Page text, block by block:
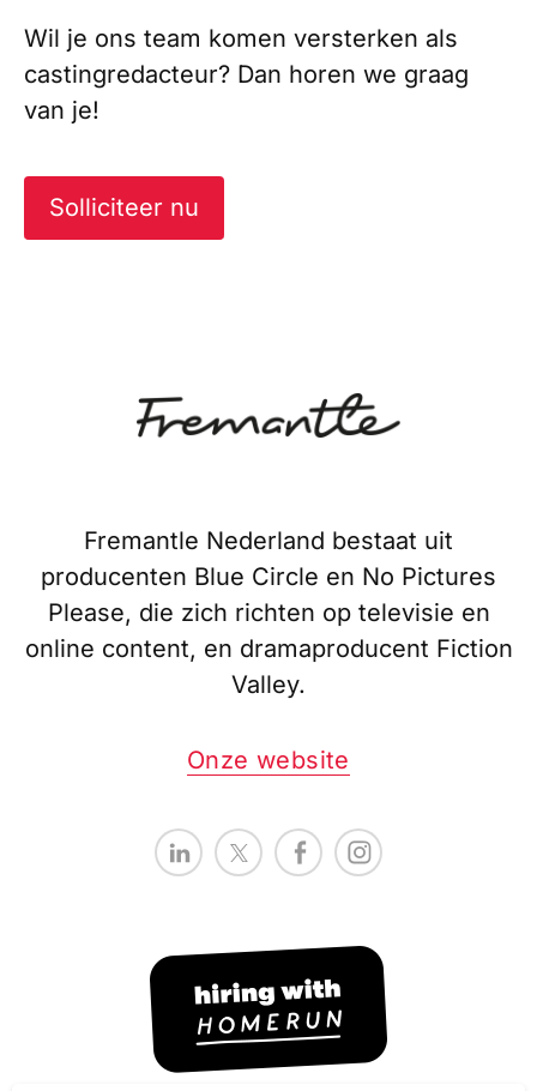
Wil je ons team komen versterken als
castingredacteur? Dan horen we graag
van je!
Solliciteer nu
Fremantle Nederland bestaat uit
producenten Blue Circle en No Pictures
Please, die zich richten op televisie en
online content, en dramaproducent Fiction
Valley.
Onze website